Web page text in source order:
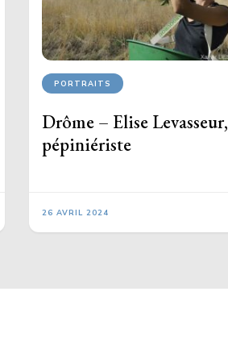
PORTRAITS
Drôme – Elise Levasseur,
pépiniériste
26 AVRIL 2024